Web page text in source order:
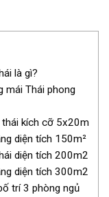
là gì?
mái Thái phong
kích cỡ 5x20m
diện tích 150m²
diện tích 200m2
diện tích 300m2
trí 3 phòng ngủ